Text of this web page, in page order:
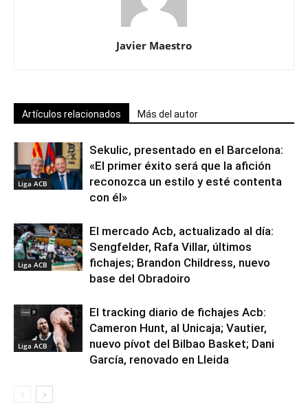
Javier Maestro
Artículos relacionados Más del autor
Liga ACB
Sekulic, presentado en el Barcelona:
«El primer éxito será que la afición
reconozca un estilo y esté contenta
con él»
Liga ACB
El mercado Acb, actualizado al día:
Sengfelder, Rafa Villar, últimos
fichajes; Brandon Childress, nuevo
base del Obradoiro
Liga ACB
El tracking diario de fichajes Acb:
Cameron Hunt, al Unicaja; Vautier,
nuevo pívot del Bilbao Basket; Dani
García, renovado en Lleida